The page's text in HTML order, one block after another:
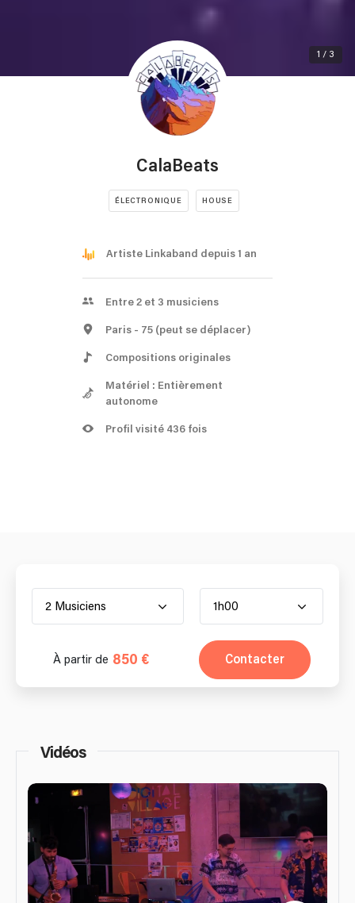
1 / 3
CalaBeats
ÉLECTRONIQUE HOUSE
Artiste Linkaband depuis 1 an
Entre 2 et 3 musiciens
Paris - 75 (peut se déplacer)
Compositions originales
Matériel : Entièrement
autonome
Profil visité 436 fois
2 Musiciens 1h00
À partir de 850 € Contacter
Vidéos